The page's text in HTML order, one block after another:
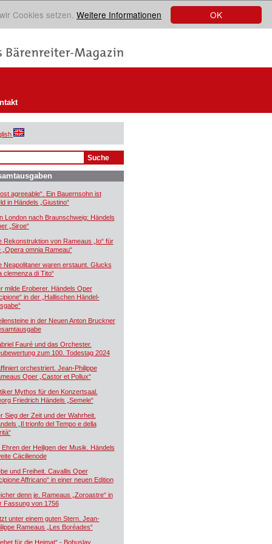
OK
Cookies setzen. Weitere Informationen
agreeable“. Ein Bauernsohn ist
in Händels „Giustino“
London nach Braunschweig: Händels
„Siroe“
Rekonstruktion von Rameaus „Io“ für
„Opera omnia Rameau“
Neapolitaner waren erstaunt. Glucks
clemenza di Tito“
milde Eroberer. Händels Oper
in der „Hallischen Händel-
in der Neuen Anton Bruckner
Fauré und das Orchester.
zum 100. Todestag 2024
orchestriert. Jean-Philippe
Oper „Castor et Pollux“
Mythos für den Konzertsaal.
Friedrich Händels „Semele“
Sieg der Zeit und der Wahrheit.
„Il trionfo del Tempo e della
Ehren der Heiligen der Musik. Händels
Cäcilienode
und Freiheit. Cavallis Oper
Affricano“ in einer neuen Edition
denn je. Rameaus „Zoroastre“ in
Fassung von 1756
unter einem guten Stern. Jean-
Rameaus „Les Boréades“
für die Heimat“ - Bohuslav